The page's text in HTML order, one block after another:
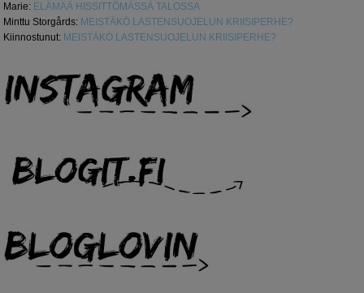
Marie: ELÄMÄÄ HISSITTÖMÄSSÄ TALOSSA
Minttu Storgårds: MEISTÄKÖ LASTENSUOJELUN KRIISIPERHE?
Kiinnostunut: MEISTÄKÖ LASTENSUOJELUN KRIISIPERHE?